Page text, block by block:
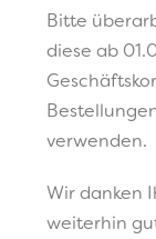
Bitte
diese ab
verwenden.
Wir danken
weiterhin